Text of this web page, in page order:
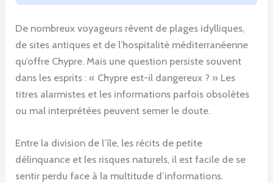
De nombreux voyageurs rêvent de plages idylliques,
de sites antiques et de l’hospitalité méditerranéenne
qu’offre Chypre. Mais une question persiste souvent
dans les esprits : « Chypre est-il dangereux ? » Les
titres alarmistes et les informations parfois obsolètes
ou mal interprétées peuvent semer le doute.
Entre la division de l’île, les récits de petite
délinquance et les risques naturels, il est facile de se
sentir perdu face à la multitude d’informations.